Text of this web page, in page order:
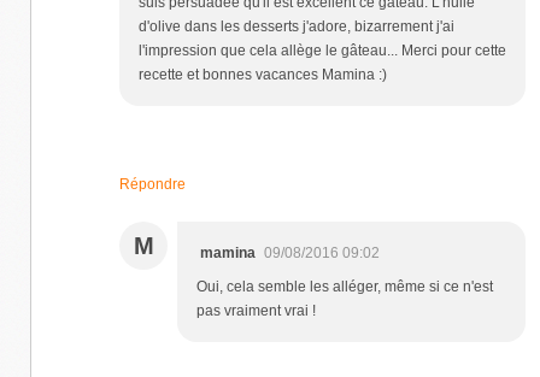
d'olive dans les desserts j'adore, bizarrement j'ai
l'impression que cela allège le gâteau... Merci pour cette
recette et bonnes vacances Mamina :)
Répondre
M mamina 09/08/2016 09:02
Oui, cela semble les alléger, même si ce n'est
pas vraiment vrai !